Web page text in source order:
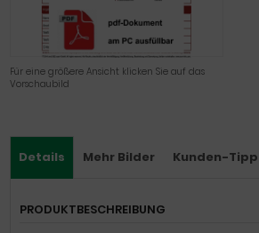
Für eine größere Ansicht klicken Sie auf das
Vorschaubild
Details Mehr Bilder Kunden-Tipp
PRODUKTBESCHREIBUNG